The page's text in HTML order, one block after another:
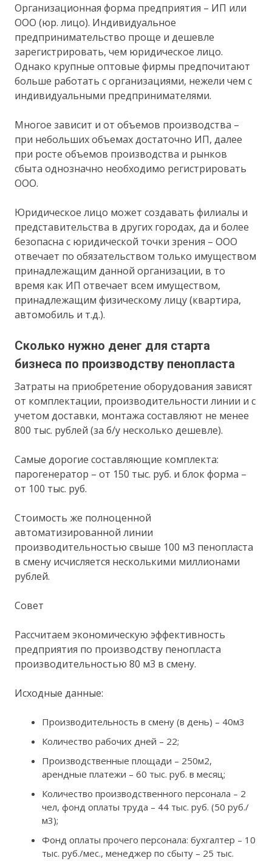
Организационная форма предприятия – ИП или
ООО (юр. лицо). Индивидуальное
предпринимательство проще и дешевле
зарегистрировать, чем юридическое лицо.
Однако крупные оптовые фирмы предпочитают
больше работать с организациями, нежели чем с
индивидуальными предпринимателями.
Многое зависит и от объемов производства –
при небольших объемах достаточно ИП, далее
при росте объемов производства и рынков
сбыта однозначно необходимо регистрировать
ООО.
Юридическое лицо может создавать филиалы и
представительства в других городах, да и более
безопасна с юридической точки зрения – ООО
отвечает по обязательством только имуществом
принадлежащим данной организации, в то
время как ИП отвечает всем имуществом,
принадлежащим физическому лицу (квартира,
автомобиль и т.д.).
Сколько нужно денег для старта
бизнеса по производству пенопласта
Затраты на приобретение оборудования зависят
от комплектации, производительности линии и с
учетом доставки, монтажа составляют не менее
800 тыс. рублей (за б/у несколько дешевле).
Самые дорогие составляющие комплекта:
парогенератор – от 150 тыс. руб. и блок форма –
от 100 тыс. руб.
Стоимость же полноценной
автоматизированной линии
производительностью свыше 100 м3 пенопласта
в смену исчисляется несколькими миллионами
рублей.
Совет
Рассчитаем экономическую эффективность
предприятия по производству пенопласта
производительностью 80 м3 в смену.
Исходные данные:
Производительность в смену (в день) – 40м3
Количество рабочих дней – 22;
Производственные площади – 250м2,
арендные платежи – 60 тыс. руб. в месяц;
Количество производственного персонала – 2
чел, фонд оплаты труда – 44 тыс. руб. (50 руб./
м3);
Фонд оплаты прочего персонала: бухгалтер – 10
тыс. руб./мес., менеджер по сбыту – 25 тыс.